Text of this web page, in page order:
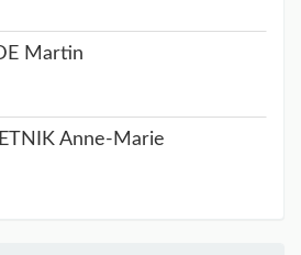
Martin
Anne-Marie